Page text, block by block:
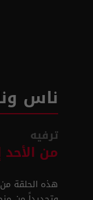
ناس
ترفيه
من
هذه الحلقة